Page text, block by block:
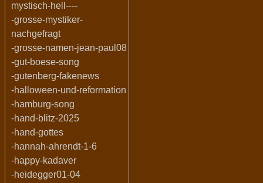
mystisch-hell----
-grosse-mystiker-
nachgefragt
-grosse-namen-jean-paul08
-gut-boese-song
-gutenberg-fakenews
-halloween-und-reformation
-hamburg-song
-hand-blitz-2025
-hand-gottes
-hannah-ahrendt-1-6
-happy-kadaver
-heidegger01-04